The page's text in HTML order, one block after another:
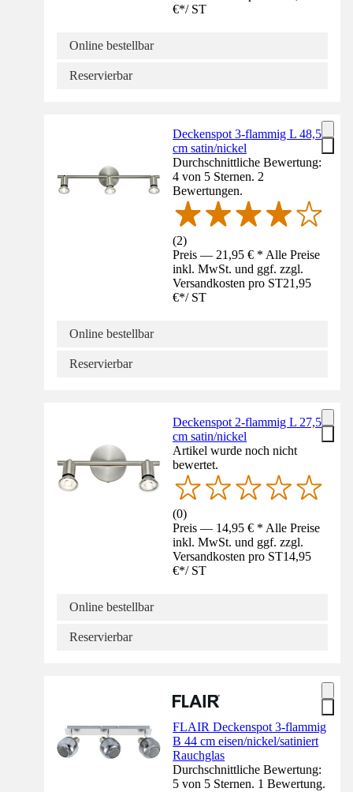
€*/ ST
Online bestellbar
Reservierbar
Deckenspot 3-flammig L 48,5
cm satin/nickel
Durchschnittliche Bewertung:
4 von 5 Sternen. 2
Bewertungen.
(2)
Preis — 21,95 € * Alle Preise
inkl. MwSt. und ggf. zzgl.
Versandkosten pro ST21,95
€*/ ST
Online bestellbar
Reservierbar
Deckenspot 2-flammig L 27,5
cm satin/nickel
Artikel wurde noch nicht
bewertet.
(0)
Preis — 14,95 € * Alle Preise
inkl. MwSt. und ggf. zzgl.
Versandkosten pro ST14,95
€*/ ST
Online bestellbar
Reservierbar
FLAIR Deckenspot 3-flammig
B 44 cm eisen/nickel/satiniert
Rauchglas
Durchschnittliche Bewertung:
5 von 5 Sternen. 1 Bewertung.